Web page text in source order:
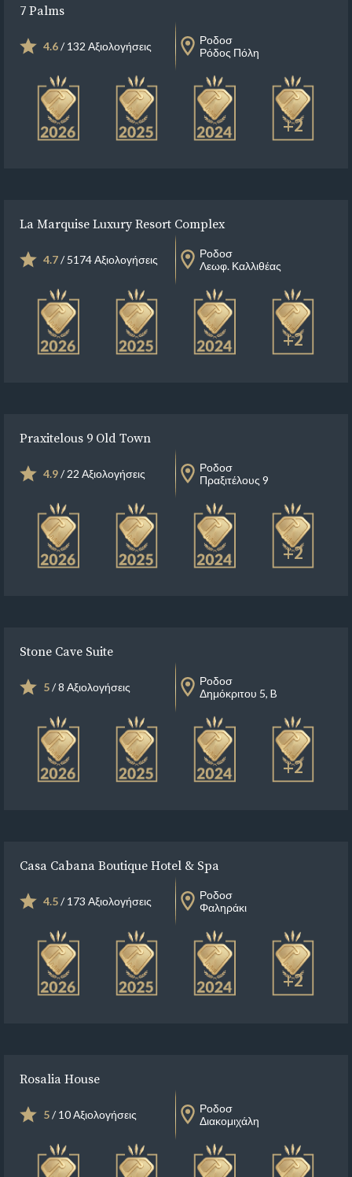
7 Palms
4.6/ 132 Αξιολογήσεις
Ροδοσ
Ρόδος Πόλη
+2
La Marquise Luxury Resort Complex
4.7/ 5174 Αξιολογήσεις
Ροδοσ
Λεωφ. Καλλιθέας
+2
Praxitelous 9 Old Town
4.9/ 22 Αξιολογήσεις
Ροδοσ
Πραξιτέλους 9
+2
Stone Cave Suite
5/ 8 Αξιολογήσεις
Ροδοσ
Δημόκριτου 5, B
+2
Casa Cabana Boutique Hotel & Spa
4.5/ 173 Αξιολογήσεις
Ροδοσ
Φαληράκι
+2
Rosalia House
5/ 10 Αξιολογήσεις
Ροδοσ
Διακομιχάλη